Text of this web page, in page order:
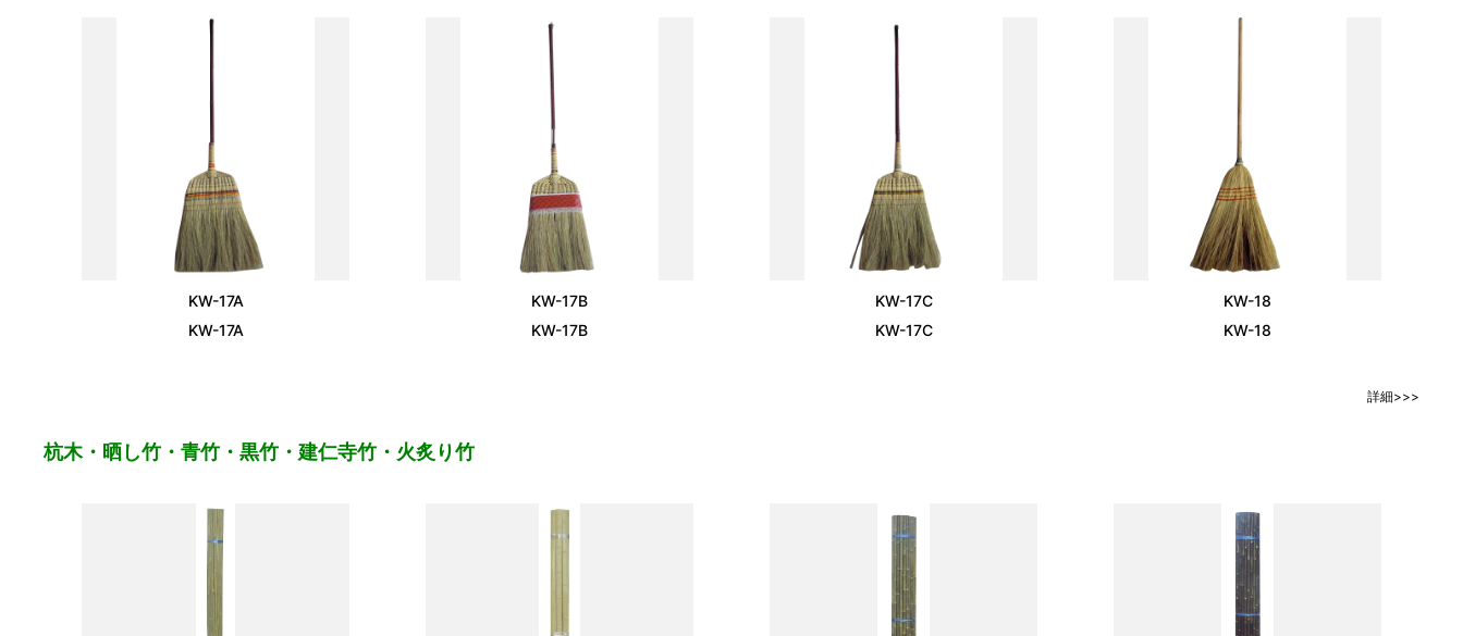
KW-17A
KW-17A
KW-17B
KW-17B
KW-17C
KW-17C
KW-18
KW-18
詳細>>>
杭木・晒し竹・青竹・黒竹・建仁寺竹・火炙り竹